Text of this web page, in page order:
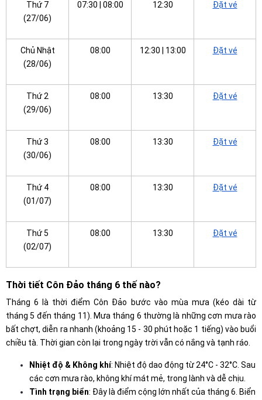
Thứ 7
(27/06)
07:30 | 08:00 12:30 Đặt vé
Chủ Nhật
(28/06)
08:00 12:30 | 13:00 Đặt vé
Thứ 2
(29/06)
08:00 13:30 Đặt vé
Thứ 3
(30/06)
08:00 13:30 Đặt vé
Thứ 4
(01/07)
08:00 13:30 Đặt vé
Thứ 5
(02/07)
08:00 13:30 Đặt vé
Thời tiết Côn Đảo tháng 6 thế nào?
Tháng 6 là thời điểm Côn Đảo bước vào mùa mưa (kéo dài từ
tháng 5 đến tháng 11). Mưa tháng 6 thường là những cơn mưa rào
bất chợt, diễn ra nhanh (khoảng 15 - 30 phút hoặc 1 tiếng) vào buổi
chiều tà. Thời gian còn lại trong ngày trời vẫn có nắng và tạnh ráo.
Nhiệt độ & Không khí: Nhiệt độ dao động từ 24°C - 32°C. Sau
các cơn mưa rào, không khí mát mẻ, trong lành và dễ chịu.
Tình trạng biển: Đây là điểm cộng lớn nhất của tháng 6. Biển